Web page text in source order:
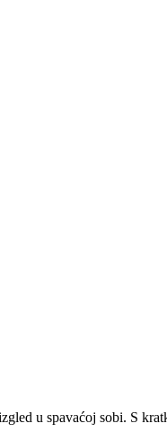
u spavaćoj sobi. S